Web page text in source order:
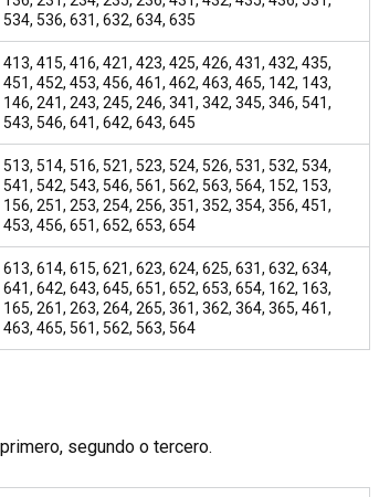
534, 536, 631, 632, 634, 635
413, 415, 416, 421, 423, 425, 426, 431, 432, 435,
451, 452, 453, 456, 461, 462, 463, 465, 142, 143,
146, 241, 243, 245, 246, 341, 342, 345, 346, 541,
543, 546, 641, 642, 643, 645
513, 514, 516, 521, 523, 524, 526, 531, 532, 534,
541, 542, 543, 546, 561, 562, 563, 564, 152, 153,
156, 251, 253, 254, 256, 351, 352, 354, 356, 451,
453, 456, 651, 652, 653, 654
613, 614, 615, 621, 623, 624, 625, 631, 632, 634,
641, 642, 643, 645, 651, 652, 653, 654, 162, 163,
165, 261, 263, 264, 265, 361, 362, 364, 365, 461,
463, 465, 561, 562, 563, 564
segundo o tercero.